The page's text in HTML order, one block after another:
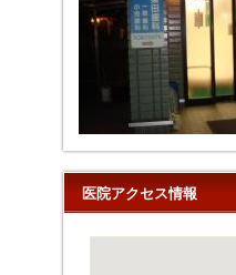
医院アクセス情報